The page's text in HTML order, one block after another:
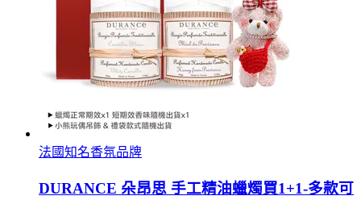
法國知名香氛品牌
DURANCE 朵昂思 手工精油蠟燭買1+1-多款可